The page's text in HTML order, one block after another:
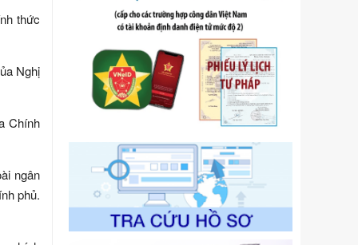
thức
Nghị
Chính
ngân
phủ.
Số kí hiệu:105/2026/TT-BTC
Tên: Thông tư số 105/2026/TT-BTC
của Bộ Tài chính: Bãi bỏ Thông tư số
87/2019/TT- BТC ngày 19 tháng 12
năm 2019 của Bộ trưởng Bộ Tài
chính hướng dẫn thực hiện xử phạt
vi phạm hành chính trong lĩnh vực
Ngày ban hành: 21/07/2026
Số kí hiệu:291/2026/NĐ-CP
Tên: Nghị định số 291/2026/NĐ-CP
của Chính phủ: Sửa đổi, bổ sung
một số điều của Nghị định số
125/2020/NĐ-СР ngày 19 tháng 10